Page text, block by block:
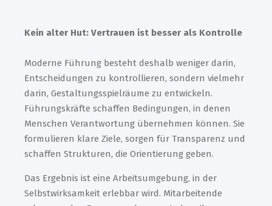
Kein alter Hut: Vertrauen ist besser als Kontrolle
Moderne Führung besteht deshalb weniger darin,
Entscheidungen zu kontrollieren, sondern vielmehr
darin, Gestaltungsspielräume zu entwickeln.
Führungskräfte schaffen Bedingungen, in denen
Menschen Verantwortung übernehmen können. Sie
formulieren klare Ziele, sorgen für Transparenz und
schaffen Strukturen, die Orientierung geben.
Das Ergebnis ist eine Arbeitsumgebung, in der
Selbstwirksamkeit erlebbar wird. Mitarbeitende